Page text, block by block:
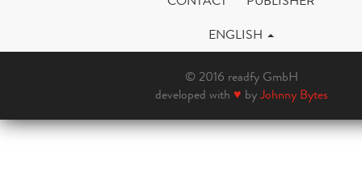
ENGLISH
© 2016 readfy GmbH
developed with ♥ byJohnny Bytes